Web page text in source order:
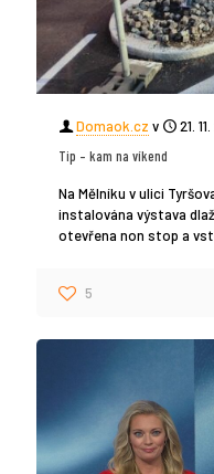
Domaok.cz v
21.
Tip – kam na víkend
Na Mělníku v ulici
instalována výstava
otevřena non stop a
5